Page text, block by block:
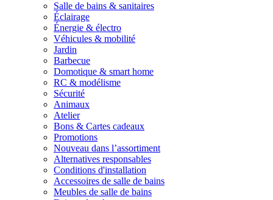
Salle de bains & sanitaires
Éclairage
Énergie & électro
Véhicules & mobilité
Jardin
Barbecue
Domotique & smart home
RC & modélisme
Sécurité
Animaux
Atelier
Bons & Cartes cadeaux
Promotions
Nouveau dans l’assortiment
Alternatives responsables
Conditions d'installation
Accessoires de salle de bains
Meubles de salle de bains